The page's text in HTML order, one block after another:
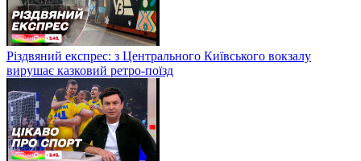
Різдвяний експрес: з Центрального Київського вокзалу
вирушає казковий ретро-поїзд